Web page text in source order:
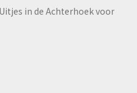
in de Achterhoek voor